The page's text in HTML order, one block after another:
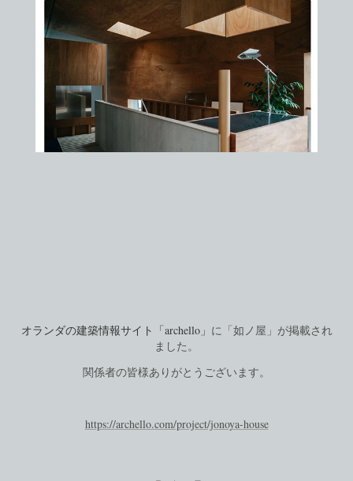
オランダの建築情報サイト「archello」 に「如ノ屋」が掲載され
ました。
関係者の皆様ありがとうございます。
https://archello.com/project/jonoya-house